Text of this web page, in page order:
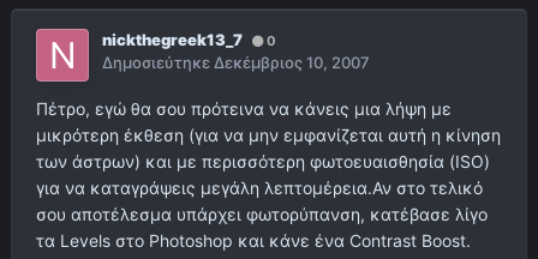
nickthegreek13_7 0
ΔημοσιεύτηκεΔεκέμβριος 10, 2007
Πέτρο, εγώ θα σου πρότεινα να κάνεις μια λήψη με
μικρότερη έκθεση (για να μην εμφανίζεται αυτή η κίνηση
των άστρων) και με περισσότερη φωτοευαισθησία (ISO)
για να καταγράψεις μεγάλη λεπτομέρεια.Αν στο τελικό
σου αποτέλεσμα υπάρχει φωτορύπανση, κατέβασε λίγο
τα Levels στο Photoshop και κάνε ένα Contrast Boost.